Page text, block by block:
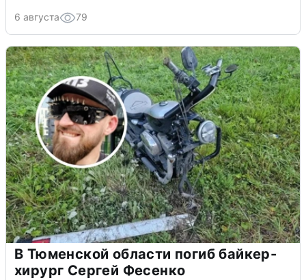
6 августа 79
В Тюменской области погиб байкер-
хирург Сергей Фесенко